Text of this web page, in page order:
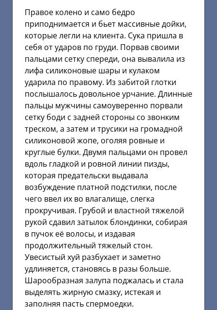
Правое колено и само бедро
приподнимается и бьет массивные дойки,
которые легли на клиента. Сука пришла в
себя от ударов по груди. Порвав своими
пальцами сетку спереди, она вывалила из
лифа силиконовые шары и кулаком
ударила по правому. Из забитой глотки
послышалось довольное урчание. Длинные
пальцы мужчины самоуверенно порвали
сетку боди с задней стороны со звонким
треском, а затем и трусики на громадной
силиконовой жопе, оголяя ровные и
круглые булки. Двумя пальцами он провел
вдоль гладкой и ровной линии пизды,
которая предательски выдавала
возбуждение платной подстилки, после
чего ввел их во влагалище, слегка
прокручивая. Грубой и властной тяжелой
рукой сдавил затылок блондинки, собирая
в пучок её волосы, и издавая
продолжительный тяжелый стон.
Увесистый хуй разбухает и заметно
удлиняется, становясь в разы больше.
Шарообразная залупа поджалась и стала
выделять жирную смазку, истекая и
заполняя пасть спермоедки.